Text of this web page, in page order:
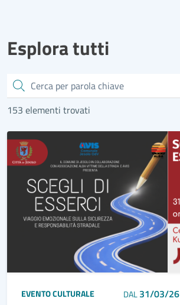
Esplora tutti
Cerca
153 elementi trovati
EVENTO CULTURALE DAL31/03/26